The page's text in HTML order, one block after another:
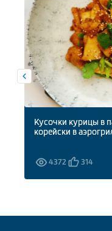
Кусочки курицы в
корейски в
4372 314